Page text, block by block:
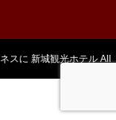
スに 新城観光ホテル All